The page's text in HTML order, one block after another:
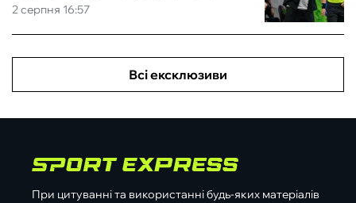
2 серпня 16:57
Всі ексклюзиви
При цитуванні та використанні будь-яких матеріалів